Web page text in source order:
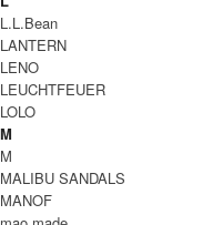
福岡から発信されるVeritecoeur
やすいように作りなおす』とい
真心を込めて丁寧に作られたア
し目まぐるしくトレンドが移り
の』を求める大人の女性から多
使用する素材にもこだわり、天
ムたちは肌触りや着心地がとて
ラルベーシックを演出してくれま
毎シーズン、コンセプトを設け
性らしく柔らかで、優しいイメ
L.L.Bean
LANTERN
LENO
LEUCHTFEUER
LOLO
M
M
MALIBU SANDALS
MANOF